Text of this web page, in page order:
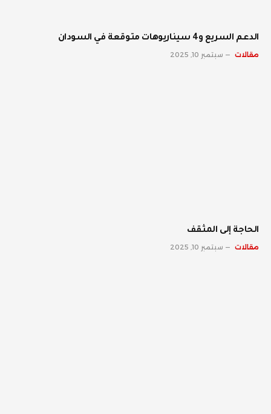
الدعم السريع و4 سيناريوهات متوقعة في السودان
مقالات سبتمبر 10, 2025
الحاجة إلى المثقف
مقالات سبتمبر 10, 2025